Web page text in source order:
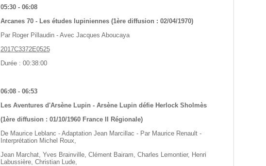
05:30 - 06:08
Arcanes 70 - Les études lupiniennes (1ère diffusion : 02/04/1970)
Par Roger Pillaudin - Avec Jacques Aboucaya
2017C3372E0525
Durée : 00:38:00
06:08 - 06:53
Les Aventures d'Arsène Lupin - Arsène Lupin défie Herlock Sholmès
(1ère diffusion : 01/10/1960 France II Régionale)
De Maurice Leblanc - Adaptation Jean Marcillac - Par Maurice Renault -
Interprétation Michel Roux,
Jean Marchat, Yves Brainville, Clément Bairam, Charles Lemontier, Henri
Labussière, Christian Lude,